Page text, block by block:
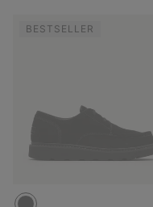
BESTSELLER